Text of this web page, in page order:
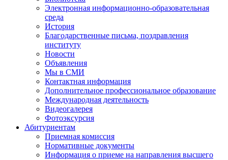
Электронная информационно-образовательная
среда
История
Благодарственные письма, поздравления
институту
Новости
Объявления
Мы в СМИ
Контактная информация
Дополнительное профессиональное образование
Международная деятельность
Видеогалерея
Фотоэксурсия
Абитуриентам
Приемная комиссия
Нормативные документы
Информация о приеме на направления высшего